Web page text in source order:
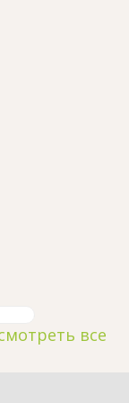
все